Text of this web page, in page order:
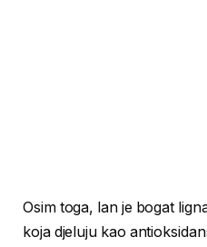
Osim toga, lan je bogat
koja djeluju kao